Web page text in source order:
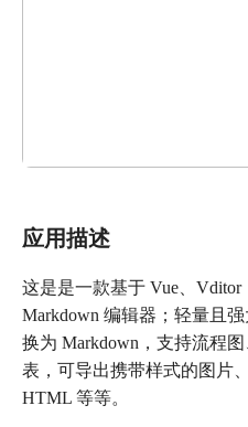
应用描述
这是是一款基于 Vue、
Markdown 编辑器；轻量且
换为 Markdown，支持流程
表，可导出携带样式的图片
HTML 等等。